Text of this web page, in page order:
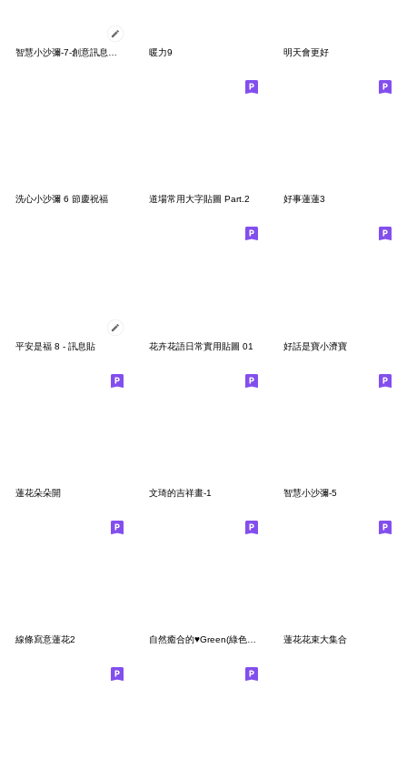
暖力9 明天會更好
洗心小沙彌 6 節慶祝福 道場常用大字貼圖 Part.2 好事蓮蓮3
平安是福 8 - 訊息貼 花卉花語日常實用貼圖 01 好話是寶小濟寶
蓮花朵朵開 文琦的吉祥畫-1 智慧小沙彌-5
線條寫意蓮花2 自然癒合的♥Green(綠色)問候貼圓 蓮花花束大集合